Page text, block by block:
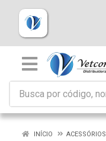
INÍCIO ACESSÓRIOS